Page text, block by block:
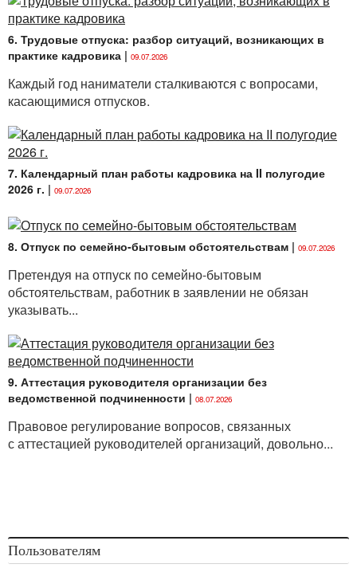
6. Трудовые отпуска: разбор ситуаций, возникающих в
практике кадровика | 09.07.2026
Каждый год наниматели сталкиваются с вопросами,
касающимися отпусков.
7. Календарный план работы кадровика на II полугодие
2026 г. | 09.07.2026
8. Отпуск по семейно-бытовым обстоятельствам | 09.07.2026
Претендуя на отпуск по семейно-бытовым
обстоятельствам, работник в заявлении не обязан
указывать...
9. Аттестация руководителя организации без
ведомственной подчиненности | 08.07.2026
Правовое регулирование вопросов, связанных
с аттестацией руководителей организаций, довольно...
Пользователям